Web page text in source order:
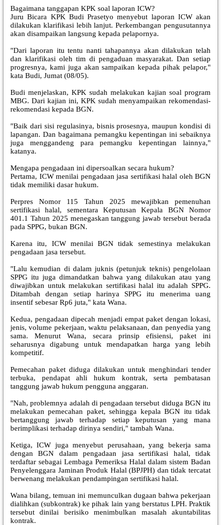
Bagaimana tanggapan KPK soal laporan ICW?
Juru Bicara KPK Budi Prasetyo menyebut laporan ICW akan
dilakukan klarifikasi lebih lanjut. Perkembangan pengusutannya
akan disampaikan langsung kepada pelapornya.
"Dari laporan itu tentu nanti tahapannya akan dilakukan telah
dan klarifikasi oleh tim di pengaduan masyarakat. Dan setiap
progresnya, kami juga akan sampaikan kepada pihak pelapor,"
kata Budi, Jumat (08/05).
Budi menjelaskan, KPK sudah melakukan kajian soal program
MBG. Dari kajian ini, KPK sudah menyampaikan rekomendasi-
rekomendasi kepada BGN.
"Baik dari sisi regulasinya, bisnis prosesnya, maupun kondisi di
lapangan. Dan bagaimana pemangku kepentingan ini sebaiknya
juga menggandeng para pemangku kepentingan lainnya,"
katanya.
Mengapa pengadaan ini dipersoalkan secara hukum?
Pertama, ICW menilai pengadaan jasa sertifikasi halal oleh BGN
tidak memiliki dasar hukum.
Perpres Nomor 115 Tahun 2025 mewajibkan pemenuhan
sertifikasi halal, sementara Keputusan Kepala BGN Nomor
401.1 Tahun 2025 menegaskan tanggung jawab tersebut berada
pada SPPG, bukan BGN.
Karena itu, ICW menilai BGN tidak semestinya melakukan
pengadaan jasa tersebut.
"Lalu kemudian di dalam juknis (petunjuk teknis) pengelolaan
SPPG itu juga dimandatkan bahwa yang dilakukan atau yang
diwajibkan untuk melakukan sertifikasi halal itu adalah SPPG.
Ditambah dengan setiap harinya SPPG itu menerima uang
insentif sebesar Rp6 juta," kata Wana.
Kedua, pengadaan dipecah menjadi empat paket dengan lokasi,
jenis, volume pekerjaan, waktu pelaksanaan, dan penyedia yang
sama. Menurut Wana, secara prinsip efisiensi, paket ini
seharusnya digabung untuk mendapatkan harga yang lebih
kompetitif.
Pemecahan paket diduga dilakukan untuk menghindari tender
terbuka, pendapat ahli hukum kontrak, serta pembatasan
tanggung jawab hukum pengguna anggaran.
"Nah, problemnya adalah di pengadaan tersebut diduga BGN itu
melakukan pemecahan paket, sehingga kepala BGN itu tidak
bertanggung jawab terhadap setiap keputusan yang mana
berimplikasi terhadap dirinya sendiri," tambah Wana.
Ketiga, ICW juga menyebut perusahaan, yang bekerja sama
dengan BGN dalam pengadaan jasa sertifikasi halal, tidak
terdaftar sebagai Lembaga Pemeriksa Halal dalam sistem Badan
Penyelenggara Jaminan Produk Halal (BPJPH) dan tidak tercatat
berwenang melakukan pendampingan sertifikasi halal.
Wana bilang, temuan ini memunculkan dugaan bahwa pekerjaan
dialihkan (subkontrak) ke pihak lain yang berstatus LPH. Praktik
tersebut dinilai berisiko menimbulkan masalah akuntabilitas
kontrak.